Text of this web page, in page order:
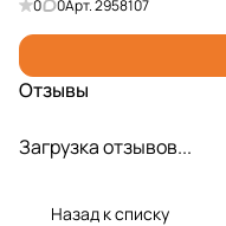
0 0Арт.2958107
Отзывы
Загрузка отзывов...
Назад к списку